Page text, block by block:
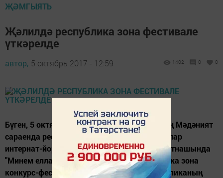
ҖӘМГЫЯТЬ
Җәлилдә республика зона фестивале
үткәрелде
автор, 5 октябрь 2017 - 12:59 1402 0 0
Бүген, 5 октябрь көнне, Җәлил поселогының Мәдәният
сараенда республика картлар һәм инвалидлар
интернат-йортларында тәрбияләнүчеләр катнашында
"Минем еллар - минем байлыгым" республика зона
конкурс-фестивале үткәрелде. Анда республиканың